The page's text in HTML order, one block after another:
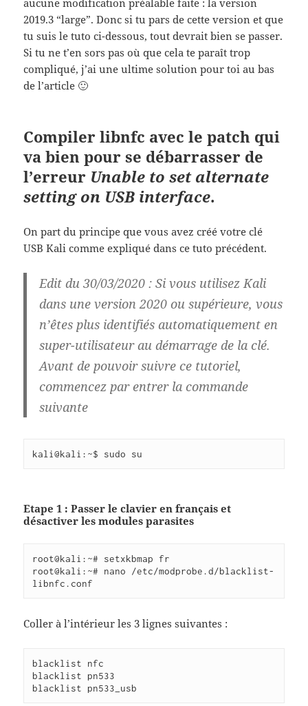
2019.3 “large”. Donc si tu pars de cette version et que
tu suis le tuto ci-dessous, tout devrait bien se passer.
Si tu ne t’en sors pas où que cela te paraît trop
compliqué, j’ai une ultime solution pour toi au bas
de l’article 🙂
Compiler libnfc avec le patch qui
va bien pour se débarrasser de
l’erreur Unable to set alternate
setting on USB interface.
On part du principe que vous avez créé votre clé
USB Kali comme expliqué dans ce tuto précédent.
Edit du 30/03/2020: Si vous utilisez Kali
dans une version 2020 ou supérieure, vous
n’êtes plus identifiés automatiquement en
super-utilisateur au démarrage de la clé.
Avant de pouvoir suivre ce tutoriel,
commencez par entrer la commande
suivante
kali@kali:~$ sudo su
Etape 1 : Passer le clavier en français et
désactiver les modules parasites
root@kali:~# setxkbmap fr
root@kali:~# nano /etc/modprobe.d/blacklist-
libnfc.conf
Coller à l’intérieur les 3 lignes suivantes :
blacklist nfc
blacklist pn533
blacklist pn533_usb